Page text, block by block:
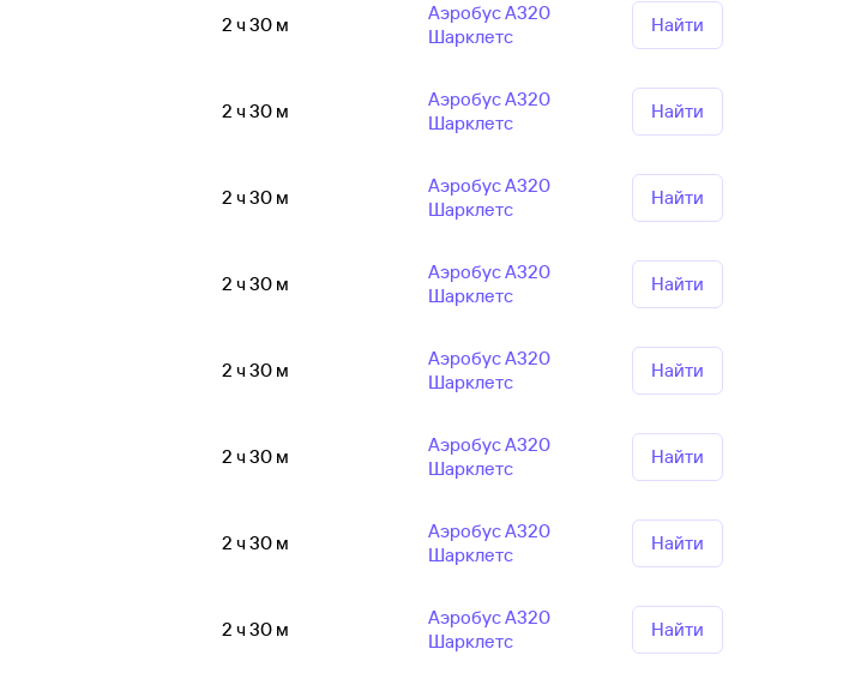
2 ч 30 м
Аэробус А320
Шарклетс
Найти
2 ч 30 м
Аэробус А320
Шарклетс
Найти
2 ч 30 м
Аэробус А320
Шарклетс
Найти
2 ч 30 м
Аэробус А320
Шарклетс
Найти
2 ч 30 м
Аэробус А320
Шарклетс
Найти
2 ч 30 м
Аэробус А320
Шарклетс
Найти
2 ч 30 м
Аэробус А320
Шарклетс
Найти
2 ч 30 м
Аэробус А320
Шарклетс
Найти